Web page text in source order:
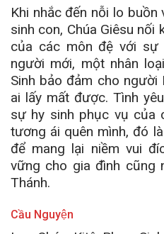
Khi nhắc đến nỗi lo
sinh con, Chúa Giêsu nối
của các môn đệ với sự
người mới, một nhân
Sinh bảo đảm cho người
ai lấy mất được. Tình
sự hy sinh phục vụ của
tương ái quên mình, đó
để mang lại niềm vui
vững cho gia đình cũng
Thánh.
Cầu Nguyện